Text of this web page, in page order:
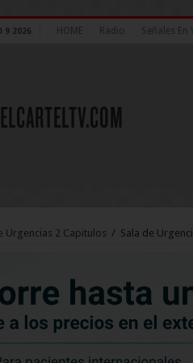
9 2026 HOME Radio Señales En
Urgencias 2 Capitulos / Sala de